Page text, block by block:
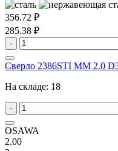
356.72 ₽
285.38 ₽
-
Сверло 2386STI MM 2.0
На складе: 18
-
OSAWA
2.00